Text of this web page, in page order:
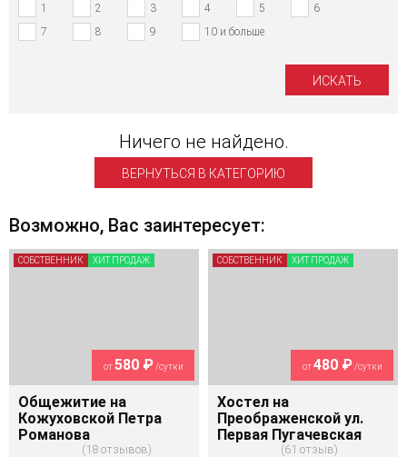
1
2 3 4 5
6
7
8 9 10 и больше
Ничего не найдено.
ВЕРНУТЬСЯ В КАТЕГОРИЮ
Возможно, Вас заинтересует:
от580 ₽/сутки
Общежитие на
Кожуховской Петра
Романова
18 отзывов
СОБСТВЕННИК ХИТ ПРОДАЖ
от480 ₽/сутки
Хостел на
Преображенской ул.
Первая Пугачевская
61 отзыв
СОБСТВЕННИК ХИТ ПРОДАЖ